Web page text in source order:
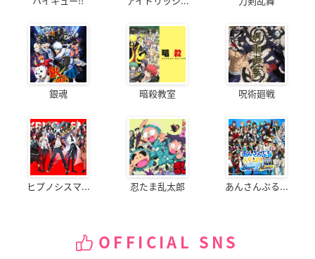
銀魂 暗殺教室 呪術廻戦
ヒプノシスマ... 忍たま乱太郎 あんさんぶる...
OFFICIAL SNS